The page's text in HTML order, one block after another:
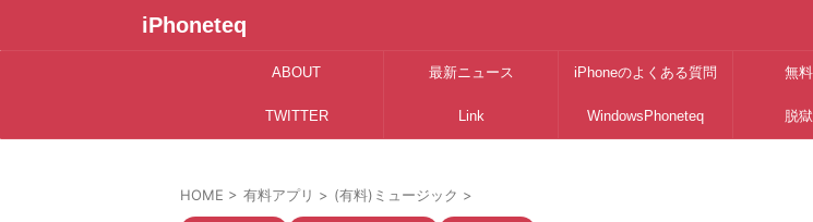
iPhoneteq
ABOUT 最新ニュース iPhoneのよくある質問 無
TWITTER Link WindowsPhoneteq 脱
HOME > 有料アプリ > (有料)ミュージック >